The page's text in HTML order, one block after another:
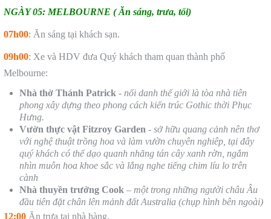
NGÀY 05: MELBOURNE ( Ăn sáng, trưa, tối)
07h00: Ăn sáng tại khách sạn.
09h00: Xe và HDV đưa Quý khách tham quan thành phố
Melbourne:
Nhà thờ Thánh Patrick - nổi danh thế giới là tòa nhà tiên
phong xây dựng theo phong cách kiến trúc Gothic thời Phục
Hưng.
Vườn thực vật Fitzroy Garden - sở hữu quang cảnh nên thơ
với nghệ thuật trồng hoa và làm vườn chuyên nghiêp, tại đây
quý khách có thể dạo quanh nhãng tán cây xanh rờn, ngắm
nhìn muôn hoa khoe sắc và lắng nghe tiếng chim líu lo trên
cành
Nhà thuyền trưởng Cook – một trong những người châu Âu
đầu tiên đặt chân lên mảnh đất Australia (chụp hình bên ngoài)
12:00 Ăn trưa tại nhà hàng.